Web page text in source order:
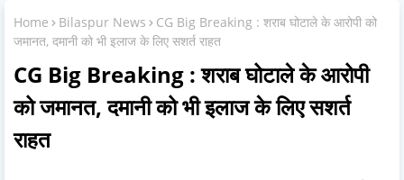
Home Bilaspur News
CG Big Breaking : शराब घोटाले के आरोपी को
जमानत, दमानी को भी इलाज के लिए सशर्त राहत
CG Big Breaking : शराब घोटाले के आरोपी
को जमानत, दमानी को भी इलाज के लिए सशर्त
राहत